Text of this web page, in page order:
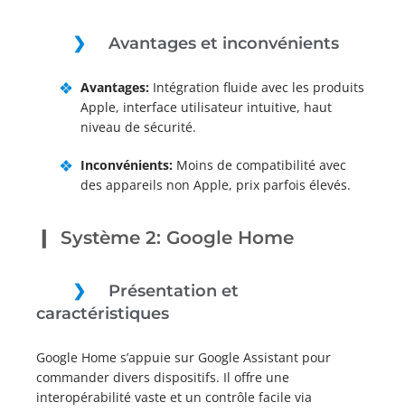
Avantages et inconvénients
Avantages: Intégration fluide avec les produits
Apple, interface utilisateur intuitive, haut
niveau de sécurité.
Inconvénients: Moins de compatibilité avec
des appareils non Apple, prix parfois élevés.
Système 2: Google Home
Présentation et
caractéristiques
Google Home s’appuie sur Google Assistant pour
commander divers dispositifs. Il offre une
interopérabilité vaste et un contrôle facile via